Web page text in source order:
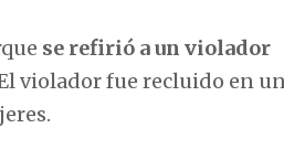
se refirió a un violador
violador fue recluido en